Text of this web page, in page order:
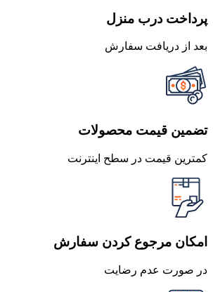
پرداخت درب منزل
بعد از دریافت سفارش
تضمین قیمت محصولات
کمترین قیمت در سطح اینترنت
امکان مرجوع کردن سفارش
در صورت عدم رضایت